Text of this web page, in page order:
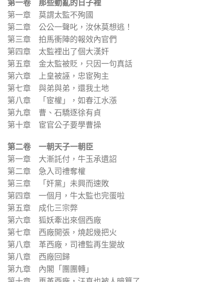
第一卷 那些動亂的日子裡
第一章 莫謂太監不殉國
第二章 公公一聲叱，汝休莫想逃！
第三章 拍馬衝陣的報效內官們
第四章 太監裡出了個大漢奸
第五章 金太監被貶，只因一句真話
第六章 上皇被誣，忠宦殉主
第七章 與弟與弟，還我土地
第八章 「宦權」，如春江水漲
第九章 曹、石驕逐徐有貞
第十章 宦官公子要學曹操
第二卷 一朝天子一朝臣
第一章 大漸託付，牛玉承遺詔
第二章 急入司禮奪權
第三章 「奸黨」未興而速敗
第四章 一個月，牛太監也完蛋啦
第五章 成化三宗弊
第六章 狐妖牽出來個西廠
第七章 西廠開張，燒起幾把火
第八章 革西廠，司禮監再生變故
第八章 西廠回歸
第九章 內閣「團團轉」